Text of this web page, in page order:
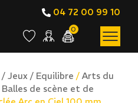
04 72 00 99 10
0
Jeux / Equilibre / Arts du
Balles de scène et de